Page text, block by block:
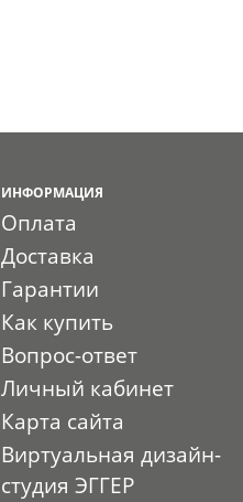
ИНФОРМАЦИЯ
Оплата
Доставка
Гарантии
Как купить
Вопрос-ответ
Личный кабинет
Карта сайта
Виртуальная дизайн-
студия ЭГГЕР